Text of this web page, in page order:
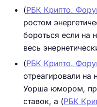
(РБК Крипто.
ростом
бороться если на
весь
(РБК Крипто.
отреагировали на
Уорша юмором,
ставок, а (РБК